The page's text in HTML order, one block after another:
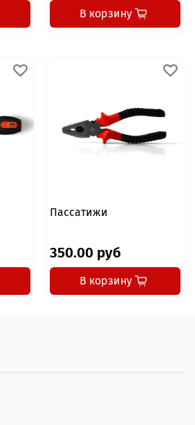
В корзину
Пассатижи
350.00 руб
В корзину